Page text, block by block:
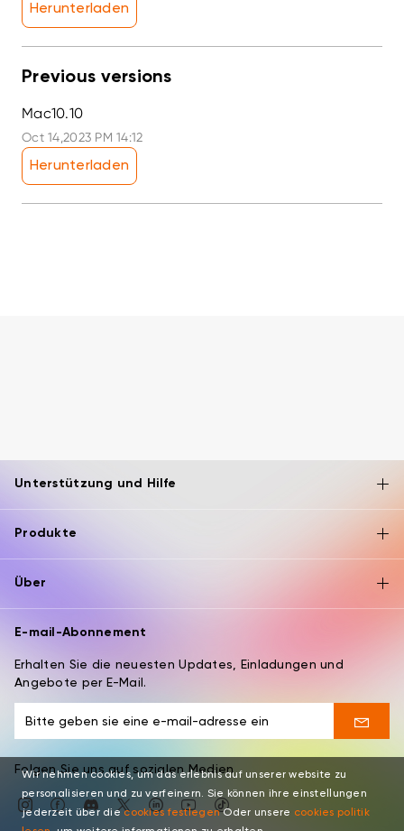
Herunterladen
Previous versions
Mac10.10
Oct 14,2023 PM 14:12
Herunterladen
Unterstützung und Hilfe
Produkte
Über
E-mail-Abonnement
Erhalten Sie die neuesten Updates, Einladungen und
Angebote per E-Mail.
Folgen Sie uns auf sozialen Medien
Wir nehmen cookies, um das erlebnis auf unserer website zu
personalisieren und zu verfeinern. Sie können ihre einstellungen
jederzeit über die cookies festlegenOder unsere cookies politik